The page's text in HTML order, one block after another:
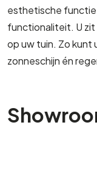
esthetische
functionaliteit. U
op uw tuin. Zo kunt
zonneschijn én